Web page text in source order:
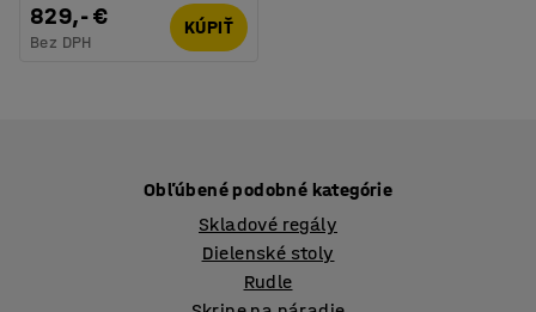
829,- €
Bez DPH
KÚPIŤ
Obľúbené podobné kategórie
Skladové regály
Dielenské stoly
Rudle